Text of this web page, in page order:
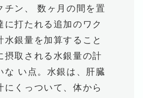
チン、 数ヶ月の間を置
に打たれる追加のワク
水銀量を加算すること
摂取される水銀量の計
な い点。水銀は、肝臓
にくっついて、体から